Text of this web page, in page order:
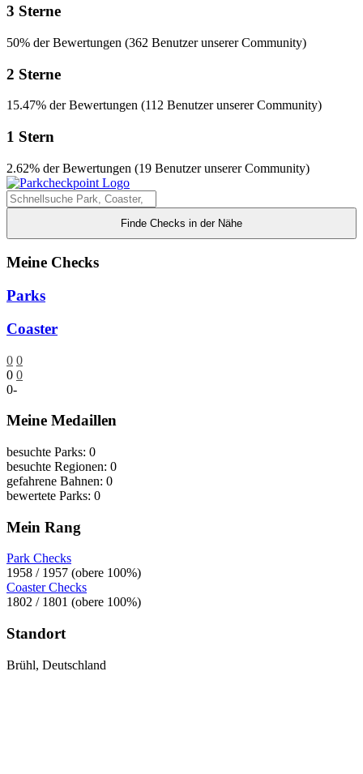
3 Sterne
50% der Bewertungen (362 Benutzer unserer Community)
2 Sterne
15.47% der Bewertungen (112 Benutzer unserer Community)
1 Stern
2.62% der Bewertungen (19 Benutzer unserer Community)
Finde Checks in der Nähe
Meine Checks
Parks
Coaster
0 0
0 0
0-
Meine Medaillen
besuchte Parks: 0
besuchte Regionen: 0
gefahrene Bahnen: 0
bewertete Parks: 0
Mein Rang
Park Checks
1958 / 1957 (obere 100%)
Coaster Checks
1802 / 1801 (obere 100%)
Standort
Brühl, Deutschland